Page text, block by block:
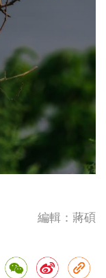
編輯：蔣碩